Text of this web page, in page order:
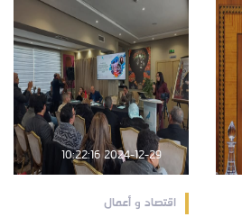
2024-12-29 10:22:16
اقتصاد و أعمال